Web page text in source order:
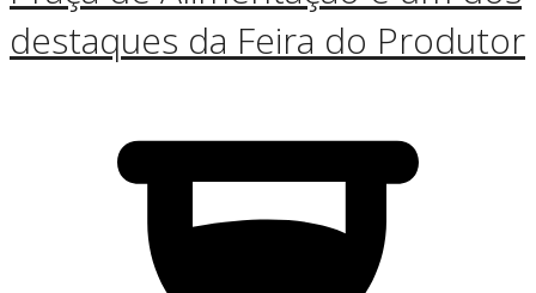
destaques da Feira do Produtor